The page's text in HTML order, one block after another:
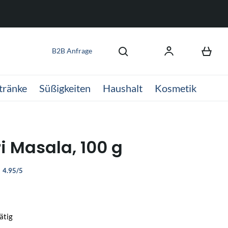
B2B Anfrage
Süßigkeiten Haushalt Kosmetik
Masala, 100 g
4.95/5